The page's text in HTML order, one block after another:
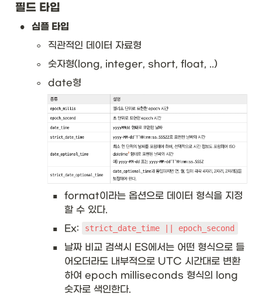
필드 타입
• 심플 타입
◦ 직관적인 데이터 자료형
◦ 숫자형(long, integer, short, float, ..)
◦ date형
▪
format이라는 옵션으로 데이터 형식을 지정
할 수 있다.
▪ Ex: strict_date_time || epoch_second
▪
날짜 비교 검색시 ES에서는 어떤 형식으로 들
어오더라도 내부적으로 UTC 시간대로 변환
하여 epoch milliseconds 형식의 long
숫자로 색인한다.